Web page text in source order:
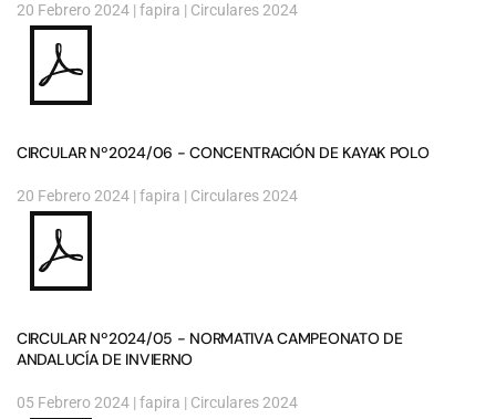
20 Febrero 2024 | fapira | Circulares 2024
CIRCULAR Nº2024/06 - CONCENTRACIÓN DE KAYAK POLO
20 Febrero 2024 | fapira | Circulares 2024
CIRCULAR Nº2024/05 - NORMATIVA CAMPEONATO DE
ANDALUCÍA DE INVIERNO
05 Febrero 2024 | fapira | Circulares 2024